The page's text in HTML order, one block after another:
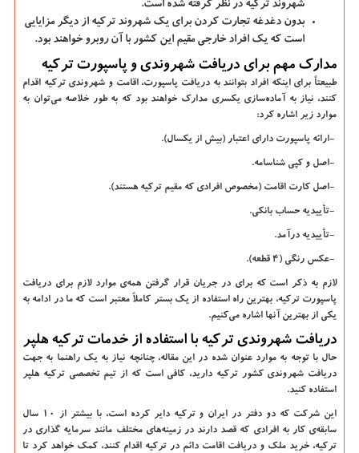
شهروند ترکیه در نظر گرفته شده است.
بدون دغدغه تجارت کردن برای یک شهروند ترکیه از دیگر مزایایی
است که یک افراد خارجی مقیم این کشور با آن روبرو خواهند بود.
مدارک مهم برای دریافت شهروندی و پاسپورت ترکیه
طبیعتاً برای اینکه افراد بتوانند به دریافت پاسپورت، اقامت و شهروندی ترکیه اقدام
کنند، نیاز به آمادهسازی یکسری مدارک خواهند بود که به طور خلاصه میتوان به
موارد زیر اشاره کرد:
-ارائه پاسپورت دارای اعتبار (بیش از یکسال).
-اصل و کپی شناسامه.
-اصل کارت اقامت (مخصوص افرادی که مقیم ترکیه هستند).
-تأییدیه حساب بانکی.
-تأییدیه درآمد.
-عکس رنگی (4 قطعه).
لازم به ذکر است که برای در جریان قرار گرفتن همهی موارد لازم برای دریافت
پاسپورت ترکیه، بهترین راه استفاده از یک بستر کاملاً معتبر است که ما در ادامه به
یکی از بهترین آنها اشاره میکنیم.
دریافت شهروندی ترکیه با استفاده از خدمات ترکیه هلپر
حال با توجه به موارد عنوان شده در این مقاله، چنانچه نیاز به یک راهنما به جهت
دریافت شهروندی کشور ترکیه دارید، کافی است که از تیم تخصصی ترکیه هلپر
استفاده کنید.
این شرکت که دو دفتر در ایران و ترکیه دایر کرده است، با بیشتر از 10 سال
سابقهی کار به افرادی که قصد دارند در زمینههای مختلف مانند سرمایه گذاری در
ترکیه، خرید ملک و دریافت اقامت دائم در ترکیه اقدام کنند، کمک خواهد کرد تا